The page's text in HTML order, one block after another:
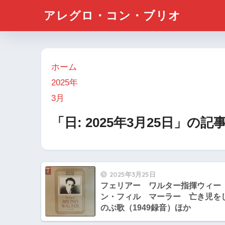
アレグロ・コン・ブリオ
ホーム
2025年
3月
「日: 2025年3月25日 」の記
2025年3月25日
フェリアー ワルター指揮ウィー
ン・フィル マーラー 亡き児を
のぶ歌（1949録音）ほか